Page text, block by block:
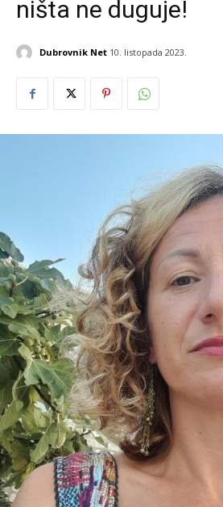
ništa ne duguje!
Dubrovnik Net 10. listopada 2023.